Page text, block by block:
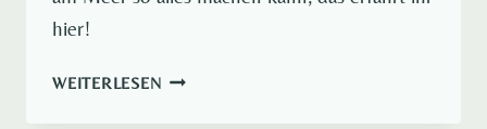
hier!
WEITERLESEN3